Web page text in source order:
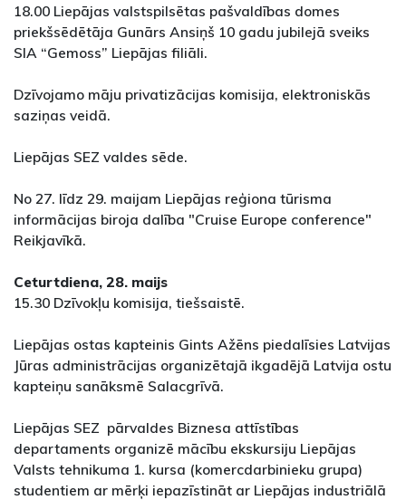
18.00 Liepājas valstspilsētas pašvaldības domes
priekšsēdētāja Gunārs Ansiņš 10 gadu jubilejā sveiks
SIA “Gemoss” Liepājas filiāli.
Dzīvojamo māju privatizācijas komisija, elektroniskās
saziņas veidā.
Liepājas SEZ valdes sēde.
No 27. līdz 29. maijam Liepājas reģiona tūrisma
informācijas biroja dalība "Cruise Europe conference"
Reikjavīkā.
Ceturtdiena, 28. maijs
15.30 Dzīvokļu komisija, tiešsaistē.
Liepājas ostas kapteinis Gints Ažēns piedalīsies Latvijas
Jūras administrācijas organizētajā ikgadējā Latvija ostu
kapteiņu sanāksmē Salacgrīvā.
Liepājas SEZ pārvaldes Biznesa attīstības
departaments organizē mācību ekskursiju Liepājas
Valsts tehnikuma 1. kursa (komercdarbinieku grupa)
studentiem ar mērķi iepazīstināt ar Liepājas industriālā